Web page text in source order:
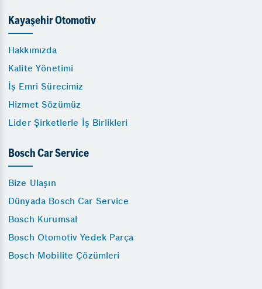
Kayaşehir Otomotiv
Hakkımızda
Kalite Yönetimi
İş Emri Sürecimiz
Hizmet Sözümüz
Lider Şirketlerle İş Birlikleri
Bosch Car Service
Bize Ulaşın
Dünyada Bosch Car Service
Bosch Kurumsal
Bosch Otomotiv Yedek Parça
Bosch Mobilite Çözümleri